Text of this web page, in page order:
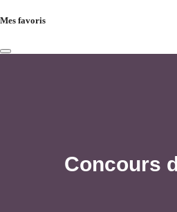
Mes favoris
Concours